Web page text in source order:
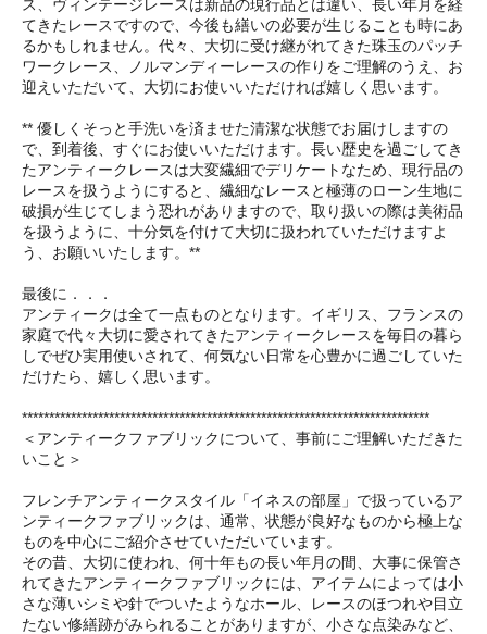
ス、ヴィンテージレースは新品の現行品とは違い、長い年月を経
てきたレースですので、今後も繕いの必要が生じることも時にあ
るかもしれません。代々、大切に受け継がれてきた珠玉のパッチ
ワークレース、ノルマンディーレースの作りをご理解のうえ、お
迎えいただいて、大切にお使いいただければ嬉しく思います。
** 優しくそっと手洗いを済ませた清潔な状態でお届けしますの
で、到着後、すぐにお使いいただけます。長い歴史を過ごしてき
たアンティークレースは大変繊細でデリケートなため、現行品の
レースを扱うようにすると、繊細なレースと極薄のローン生地に
破損が生じてしまう恐れがありますので、取り扱いの際は美術品
を扱うように、十分気を付けて大切に扱われていただけますよ
う、お願いいたします。**
最後に．．．
アンティークは全て一点ものとなります。イギリス、フランスの
家庭で代々大切に愛されてきたアンティークレースを毎日の暮ら
しでぜひ実用使いされて、何気ない日常を心豊かに過ごしていた
だけたら、嬉しく思います。
***************************************************************************
＜アンティークファブリックについて、事前にご理解いただきた
いこと＞
フレンチアンティークスタイル「イネスの部屋」で扱っているア
ンティークファブリックは、通常、状態が良好なものから極上な
ものを中心にご紹介させていただいています。
その昔、大切に使われ、何十年もの長い年月の間、大事に保管さ
れてきたアンティークファブリックには、アイテムによっては小
さな薄いシミや針でついたようなホール、レースのほつれや目立
たない修繕跡がみられることがありますが、小さな点染みなど、